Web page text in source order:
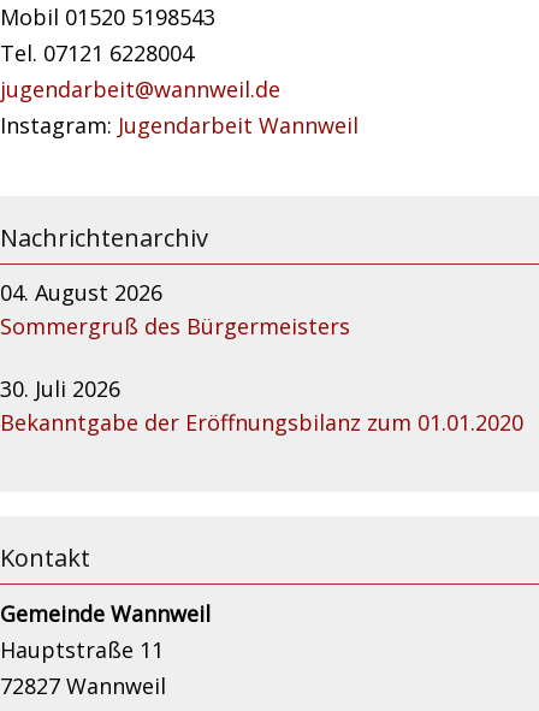
Mobil 01520 5198543
Tel. 07121 6228004
jugendarbeit@wannweil.de
Instagram: Jugendarbeit Wannweil
Nachrichtenarchiv
04. August 2026
Sommergruß des Bürgermeisters
30. Juli 2026
Bekanntgabe der Eröffnungsbilanz zum 01.01.2020
Kontakt
Gemeinde Wannweil
Hauptstraße 11
72827 Wannweil